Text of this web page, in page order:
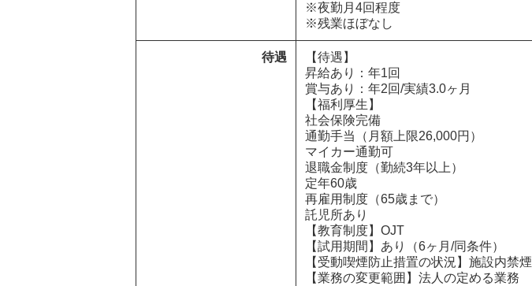
※夜勤月4回程度
※残業ほぼなし
待遇
【待遇】
昇給あり：年1回
賞与あり：年2回/実績3.0ヶ月
【福利厚生】
社会保険完備
通勤手当（月額上限26,000円）
マイカー通勤可
退職金制度（勤続3年以上）
定年60歳
再雇用制度（65歳まで）
託児所あり
【教育制度】OJT
【試用期間】あり（6ヶ月/同条件）
【受動喫煙防止措置の状況】施設内禁煙
【業務の変更範囲】法人の定める業務